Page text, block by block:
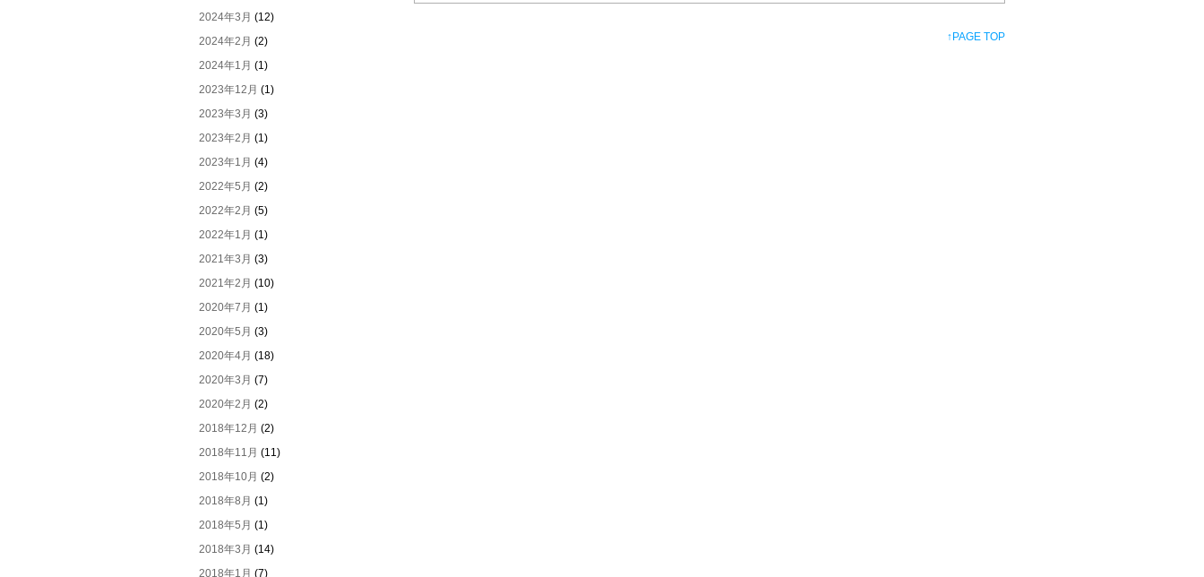
2024年3月 (12)
2024年2月 (2)
2024年1月 (1)
2023年12月 (1)
2023年3月 (3)
2023年2月 (1)
2023年1月 (4)
2022年5月 (2)
2022年2月 (5)
2022年1月 (1)
2021年3月 (3)
2021年2月 (10)
2020年7月 (1)
2020年5月 (3)
2020年4月 (18)
2020年3月 (7)
2020年2月 (2)
2018年12月 (2)
2018年11月 (11)
2018年10月 (2)
2018年8月 (1)
2018年5月 (1)
2018年3月 (14)
2018年1月 (7)
↑ PAGE TOP